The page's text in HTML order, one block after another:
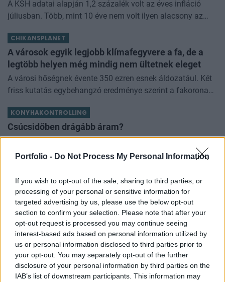
Portfolio - Do Not Process My Personal Information
If you wish to opt-out of the sale, sharing to third parties, or
processing of your personal or sensitive information for
targeted advertising by us, please use the below opt-out
section to confirm your selection. Please note that after your
opt-out request is processed you may continue seeing
interest-based ads based on personal information utilized by
us or personal information disclosed to third parties prior to
your opt-out. You may separately opt-out of the further
disclosure of your personal information by third parties on the
IAB’s list of downstream participants. This information may
A KSH adatai alapján 1,2 százalék volt az éves infláció
júliusban. Több, mint 10 éve nem volt ilyen alacsony az
adathoz képest hogyan alakul
CHIKANSPLANET
A városok egyik legjobb klímafegyvere a fa, de a
legtöbb helyen még mindig nem ültetnek eleget
A városi hőségnek évente 350 ezren esnek áldozatául. Két
friss kutatás egybehangzó eredménye szerint a fakorona
KONYHAKONTROLLING
Csúcsidőben drágább áram?
A közgazdaságtannak vannak olyan területei, amik elsőre
felháborítóan hangzanak, de jobban megnézve
némi kellemetlenséggel is járnak. Az
Clorox Company - elemzés
Van néhány Clorox részvényem az osztalék portfóliómban,
mert 48 éves osztalékemelési múltja van, és 2025 végén
úgy láttam, hogy jó áron meg tudom venni ezt a majdnem
dividend king-et. Azt
HOLDBLOG
Kevesebb alkoholt iszunk, mint a régió, a
következmények terén viszont az élbolyban
vagyunk